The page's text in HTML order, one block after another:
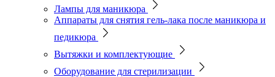
Лампы для маникюра
Аппараты для снятия гель-лака после маникюра и
педикюра
Вытяжки и комплектующие
Оборудование для стерилизации